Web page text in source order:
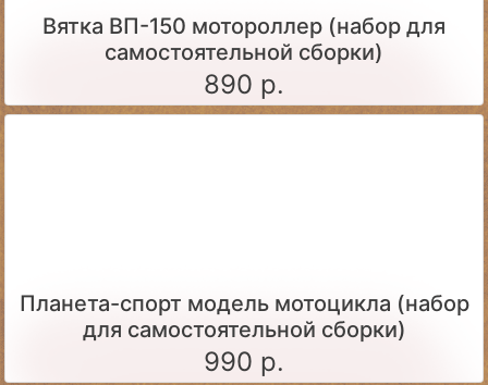
Вятка ВП-150 мотороллер (набор для
самостоятельной сборки)
890 р.
Планета-спорт модель мотоцикла (набор
для самостоятельной сборки)
990 р.